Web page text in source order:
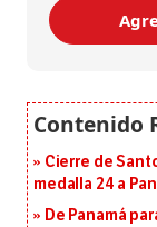
Cierre de
medalla 24 a
De Panamá